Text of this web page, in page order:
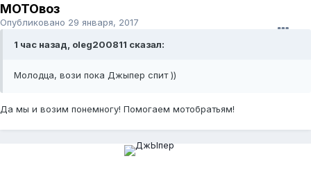
МОТОвоз
Опубликовано 29 января, 2017
1 час назад, oleg200811 сказал:
Молодца, вози пока Джыпер спит ))
Да мы и возим понемногу! Помогаем мотобратьям!